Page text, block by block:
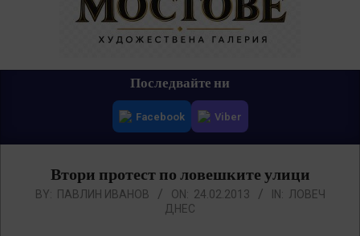
Последвайте ни
Facebook Viber
Втори протест по ловешките улици
BY: ПАВЛИН ИВАНОВ ON: 24.02.2013 IN: ЛОВЕЧ
ДНЕС